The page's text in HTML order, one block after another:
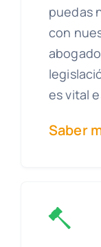
puedas
con
es vital
Saber